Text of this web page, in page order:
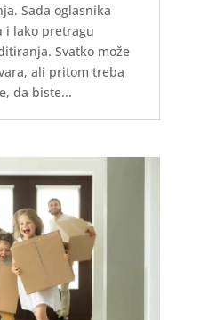
Sada oglasnika
i lako pretragu
Svatko može
ali pritom treba
da biste...